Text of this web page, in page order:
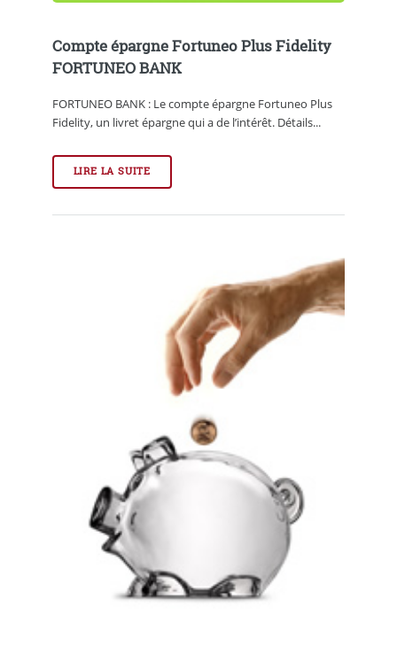
Compte épargne Fortuneo Plus Fidelity
FORTUNEO BANK
FORTUNEO BANK : Le compte épargne Fortuneo Plus
Fidelity, un livret épargne qui a de l’intérêt. Détails...
LIRE LA SUITE